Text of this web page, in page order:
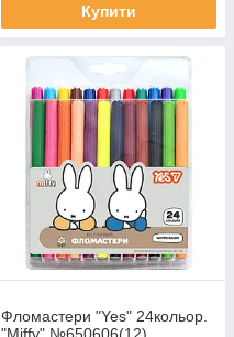
Купити
Фломастери "Yes" 24кольор.